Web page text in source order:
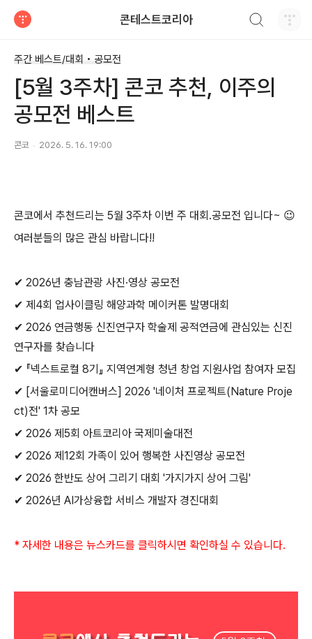
콘테스트코리아
주간 베스트/대회 • 공모전
[5월 3주차] 콘코 추천, 이주의
공모전 베스트
콘코 2026. 5. 16. 19:00
콘코에서 추천드리는 5월 3주차 이번 주 대회 .공모전 입니다~ 😉
여러분들의 많은 관심 바랍니다!!
✔ 2026년 충남관광 사진·영상 공모전
✔ 제 4회 업사이클링 해양과학 메이커톤 발명대회
✔ 2026 연금행동 신진연구자 학술제 공적연금에 관심있는 신진
연구자를 찾습니다
✔ 『넥스트로컬 8기』 지역연계형 청년 창업 지원사업 참여자 모집
✔ [서울로미디어캔버스] 2026 '네이처 프로젝트(Nature Proje
ct)전' 1차 공모
✔ 2026 제 5회 아트코리아 국제미술대전
✔ 2026 제 12회 가족이 있어 행복한 사진영상 공모전
✔ 2026 한반도 상어 그리기 대회 '가지가지 상어 그림'
✔ 2026년 AI가상융합 서비스 개발자 경진대회
* 자세한 내용은 뉴스카드를 클릭하시면 확인하실 수 있습니다.